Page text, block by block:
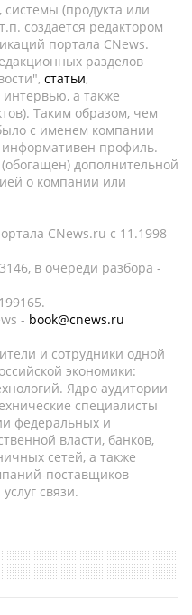
(продукта или
создается редактором
портала CNews.
разделов
статьи,
а также
Таким образом, чем
с именем компании
информативен профиль.
дополнительной
о компании или
CNews.ru c 11.1998
в очереди разбора -
- book@cnews.ru
и сотрудники одной
экономики:
Ядро аудитории
специалисты
федеральных и
власти, банков,
сетей, а также
поставщиков
связи.